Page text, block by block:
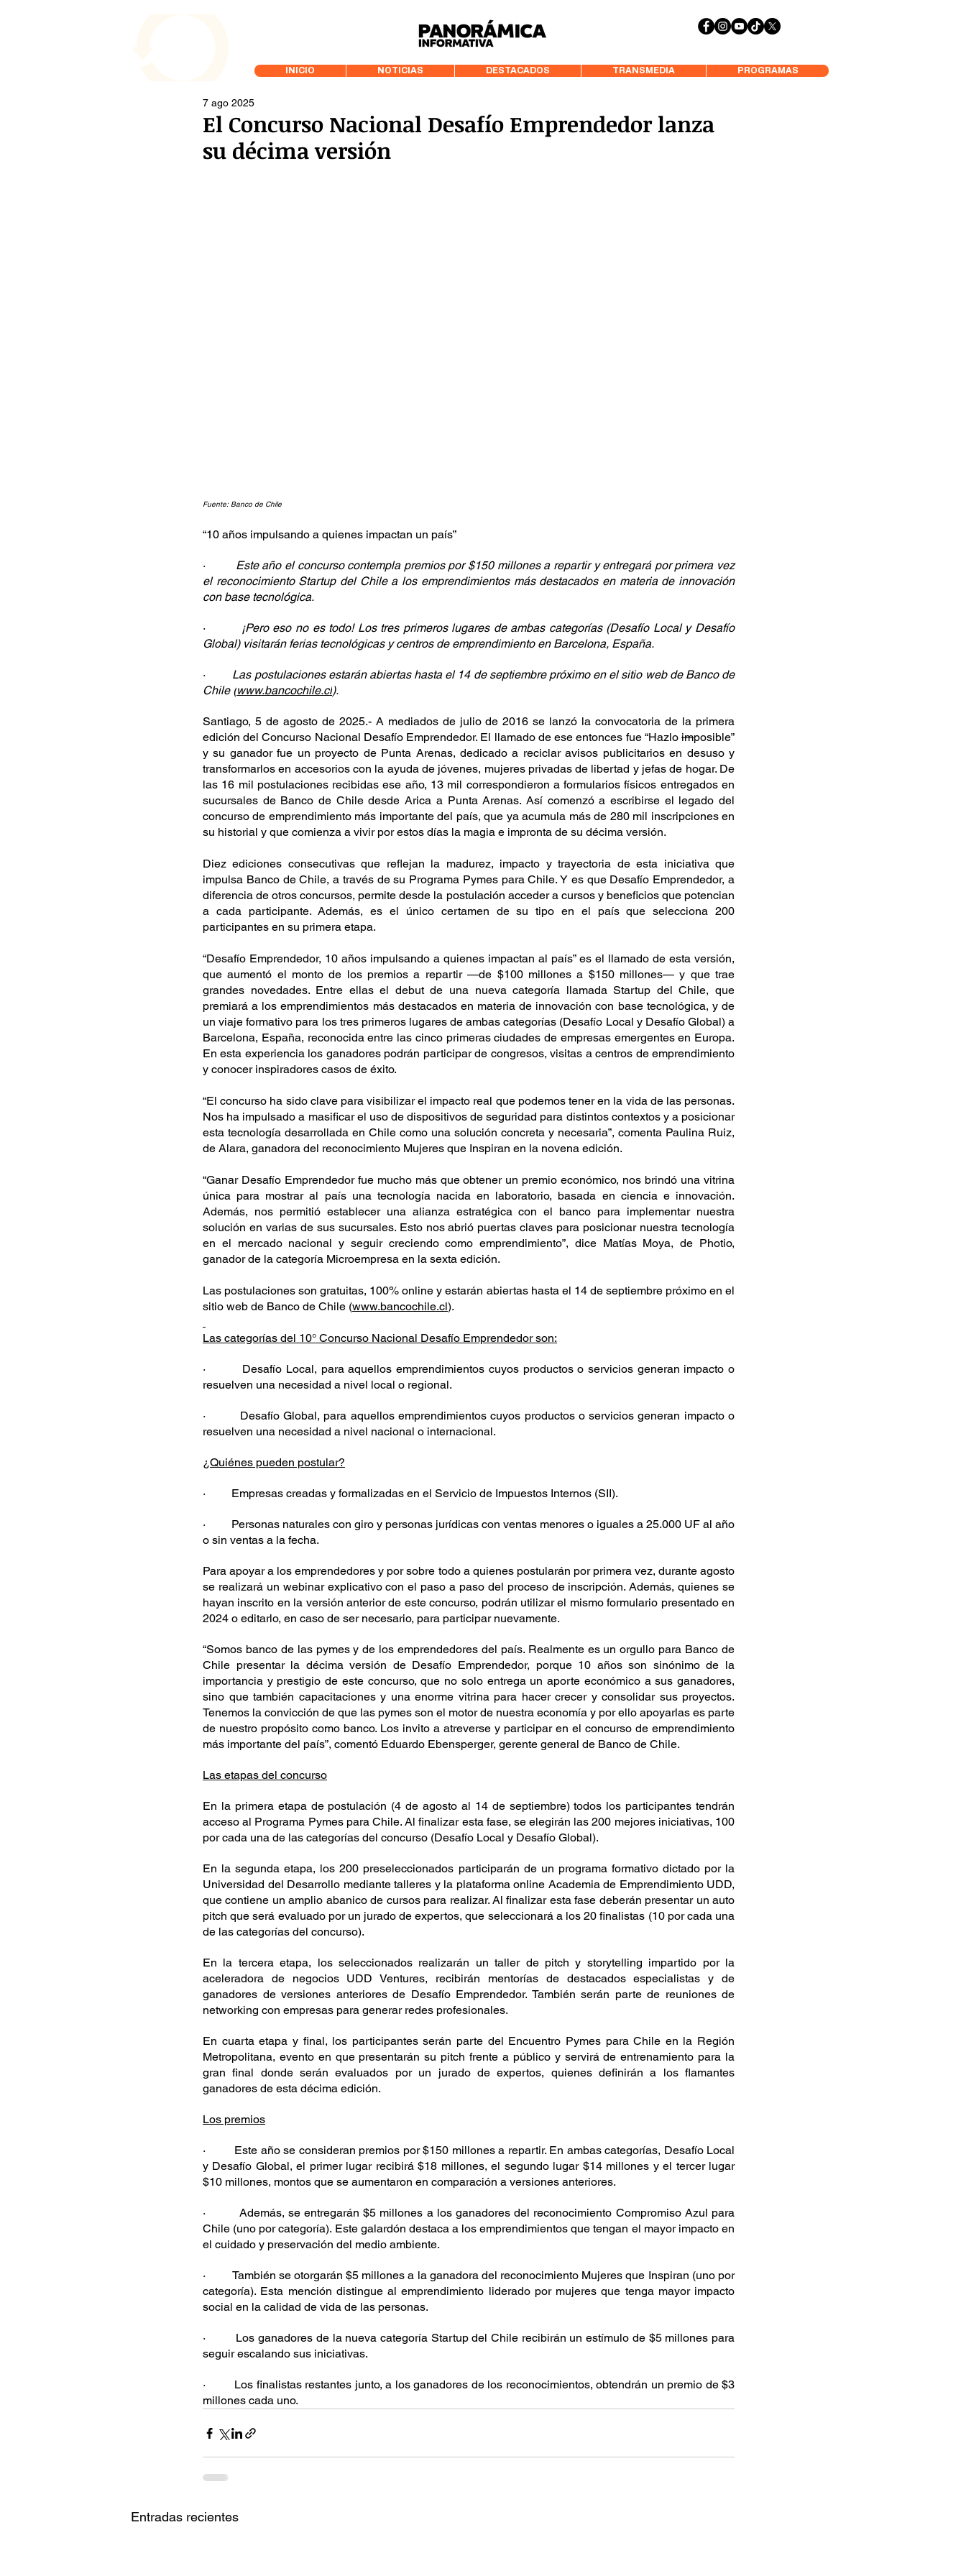
INICIO NOTICIAS DESTACADOS TRANSMEDIA PROGRAMAS
El Concurso Nacional Desafío Emprendedor lanza
su décima versión
7 ago 2025
Fuente: Banco de Chile
“10 años impulsando a quienes impactan un país”
· Este año el concurso contempla premios por $150 millones a repartir y entregará por primera vez
el reconocimiento Startup del Chile a los emprendimientos más destacados en materia de innovación
con base tecnológica.
·
¡Pero eso no es todo! Los tres primeros lugares de ambas categorías (Desafío Local y Desafío
Global) visitarán ferias tecnológicas y centros de emprendimiento en Barcelona, España.
· Las postulaciones estarán abiertas hasta el 14 de septiembre próximo en el sitio web de Banco de
Chile (www.bancochile.cl).
Santiago, 5 de agosto de 2025.- A mediados de julio de 2016 se lanzó la convocatoria de la primera
edición del Concurso Nacional Desafío Emprendedor. El llamado de ese entonces fue “Hazlo imposible”
y su ganador fue un proyecto de Punta Arenas, dedicado a reciclar avisos publicitarios en desuso y
transformarlos en accesorios con la ayuda de jóvenes, mujeres privadas de libertad y jefas de hogar. De
las 16 mil postulaciones recibidas ese año, 13 mil correspondieron a formularios físicos entregados en
sucursales de Banco de Chile desde Arica a Punta Arenas. Así comenzó a escribirse el legado del
concurso de emprendimiento más importante del país, que ya acumula más de 280 mil inscripciones en
su historial y que comienza a vivir por estos días la magia e impronta de su décima versión.
Diez ediciones consecutivas que reflejan la madurez, impacto y trayectoria de esta iniciativa que
impulsa Banco de Chile, a través de su Programa Pymes para Chile. Y es que Desafío Emprendedor, a
diferencia de otros concursos, permite desde la postulación acceder a cursos y beneficios que potencian
a cada participante. Además, es el único certamen de su tipo en el país que selecciona 200
participantes en su primera etapa.
“Desafío Emprendedor, 10 años impulsando a quienes impactan al país” es el llamado de esta versión,
que aumentó el monto de los premios a repartir —de $100 millones a $150 millones— y que trae
grandes novedades. Entre ellas el debut de una nueva categoría llamada Startup del Chile, que
premiará a los emprendimientos más destacados en materia de innovación con base tecnológica, y de
un viaje formativo para los tres primeros lugares de ambas categorías (Desafío Local y Desafío Global) a
Barcelona, España, reconocida entre las cinco primeras ciudades de empresas emergentes en Europa.
En esta experiencia los ganadores podrán participar de congresos, visitas a centros de emprendimiento
y conocer inspiradores casos de éxito.
“El concurso ha sido clave para visibilizar el impacto real que podemos tener en la vida de las personas.
Nos ha impulsado a masificar el uso de dispositivos de seguridad para distintos contextos y a posicionar
esta tecnología desarrollada en Chile como una solución concreta y necesaria”, comenta Paulina Ruiz,
de Alara, ganadora del reconocimiento Mujeres que Inspiran en la novena edición.
“Ganar Desafío Emprendedor fue mucho más que obtener un premio económico, nos brindó una vitrina
única para mostrar al país una tecnología nacida en laboratorio, basada en ciencia e innovación.
Además, nos permitió establecer una alianza estratégica con el banco para implementar nuestra
solución en varias de sus sucursales. Esto nos abrió puertas claves para posicionar nuestra tecnología
en el mercado nacional y seguir creciendo como emprendimiento”, dice Matías Moya, de Photio,
ganador de la categoría Microempresa en la sexta edición.
Las postulaciones son gratuitas, 100% online y estarán abiertas hasta el 14 de septiembre próximo en el
sitio web de Banco de Chile (www.bancochile.cl).
Las categorías del 10° Concurso Nacional Desafío Emprendedor son:
· Desafío Local, para aquellos emprendimientos cuyos productos o servicios generan impacto o
resuelven una necesidad a nivel local o regional.
· Desafío Global, para aquellos emprendimientos cuyos productos o servicios generan impacto o
resuelven una necesidad a nivel nacional o internacional.
¿Quiénes pueden postular?
· Empresas creadas y formalizadas en el Servicio de Impuestos Internos (SII).
· Personas naturales con giro y personas jurídicas con ventas menores o iguales a 25.000 UF al año
o sin ventas a la fecha.
Para apoyar a los emprendedores y por sobre todo a quienes postularán por primera vez, durante agosto
se realizará un webinar explicativo con el paso a paso del proceso de inscripción. Además, quienes se
hayan inscrito en la versión anterior de este concurso, podrán utilizar el mismo formulario presentado en
2024 o editarlo, en caso de ser necesario, para participar nuevamente.
“Somos banco de las pymes y de los emprendedores del país. Realmente es un orgullo para Banco de
Chile presentar la décima versión de Desafío Emprendedor, porque 10 años son sinónimo de la
importancia y prestigio de este concurso, que no solo entrega un aporte económico a sus ganadores,
sino que también capacitaciones y una enorme vitrina para hacer crecer y consolidar sus proyectos.
Tenemos la convicción de que las pymes son el motor de nuestra economía y por ello apoyarlas es parte
de nuestro propósito como banco. Los invito a atreverse y participar en el concurso de emprendimiento
más importante del país”, comentó Eduardo Ebensperger, gerente general de Banco de Chile.
Las etapas del concurso
En la primera etapa de postulación (4 de agosto al 14 de septiembre) todos los participantes tendrán
acceso al Programa Pymes para Chile. Al finalizar esta fase, se elegirán las 200 mejores iniciativas, 100
por cada una de las categorías del concurso (Desafío Local y Desafío Global).
En la segunda etapa, los 200 preseleccionados participarán de un programa formativo dictado por la
Universidad del Desarrollo mediante talleres y la plataforma online Academia de Emprendimiento UDD,
que contiene un amplio abanico de cursos para realizar. Al finalizar esta fase deberán presentar un auto
pitch que será evaluado por un jurado de expertos, que seleccionará a los 20 finalistas (10 por cada una
de las categorías del concurso).
En la tercera etapa, los seleccionados realizarán un taller de pitch y storytelling impartido por la
aceleradora de negocios UDD Ventures, recibirán mentorías de destacados especialistas y de
ganadores de versiones anteriores de Desafío Emprendedor. También serán parte de reuniones de
networking con empresas para generar redes profesionales.
En cuarta etapa y final, los participantes serán parte del Encuentro Pymes para Chile en la Región
Metropolitana, evento en que presentarán su pitch frente a público y servirá de entrenamiento para la
gran final donde serán evaluados por un jurado de expertos, quienes definirán a los flamantes
ganadores de esta décima edición.
Los premios
· Este año se consideran premios por $150 millones a repartir. En ambas categorías, Desafío Local
y Desafío Global, el primer lugar recibirá $18 millones, el segundo lugar $14 millones y el tercer lugar
$10 millones, montos que se aumentaron en comparación a versiones anteriores.
· Además, se entregarán $5 millones a los ganadores del reconocimiento Compromiso Azul para
Chile (uno por categoría). Este galardón destaca a los emprendimientos que tengan el mayor impacto en
el cuidado y preservación del medio ambiente.
· También se otorgarán $5 millones a la ganadora del reconocimiento Mujeres que Inspiran (uno por
categoría). Esta mención distingue al emprendimiento liderado por mujeres que tenga mayor impacto
social en la calidad de vida de las personas.
· Los ganadores de la nueva categoría Startup del Chile recibirán un estímulo de $5 millones para
seguir escalando sus iniciativas.
· Los finalistas restantes junto, a los ganadores de los reconocimientos, obtendrán un premio de $3
millones cada uno.
Entradas recientes